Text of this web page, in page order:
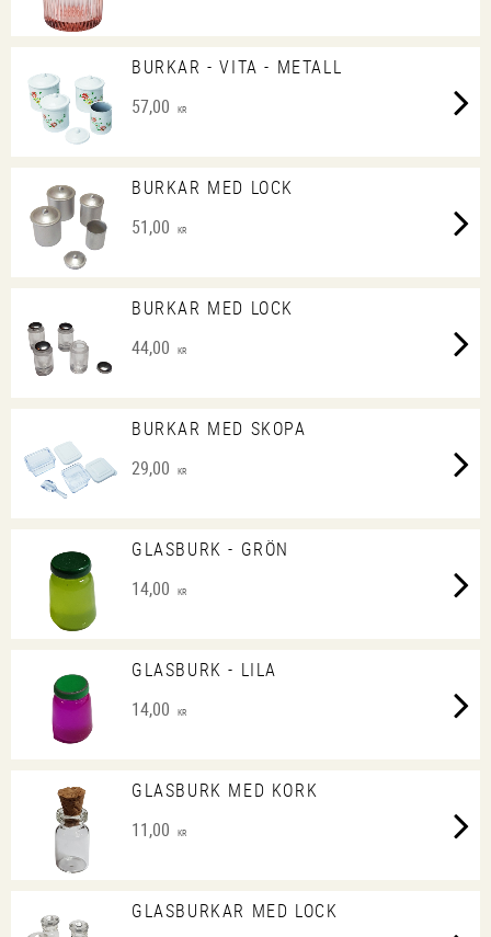
BURKAR - VITA - METALL
57,00
KR
BURKAR MED LOCK
51,00
KR
BURKAR MED LOCK
44,00
KR
BURKAR MED SKOPA
29,00
KR
GLASBURK - GRÖN
14,00
KR
GLASBURK - LILA
14,00
KR
GLASBURK MED KORK
11,00
KR
GLASBURKAR MED LOCK